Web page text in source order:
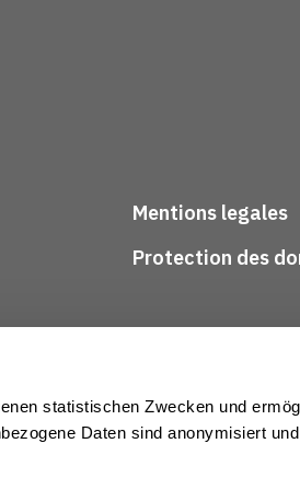
statistischen Zwecken und
Daten sind anonymisiert
Mentions legales
Protection des